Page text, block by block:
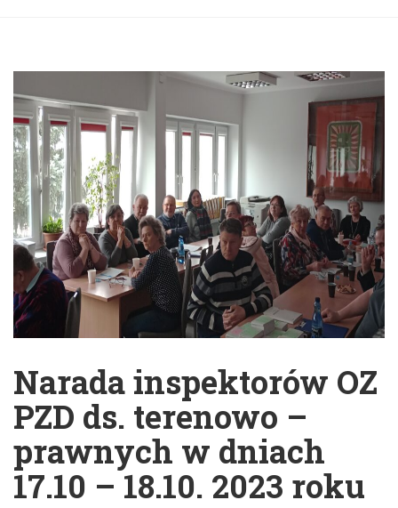
Narada inspektorów OZ
PZD ds. terenowo –
prawnych w dniach
17.10 – 18.10. 2023 roku